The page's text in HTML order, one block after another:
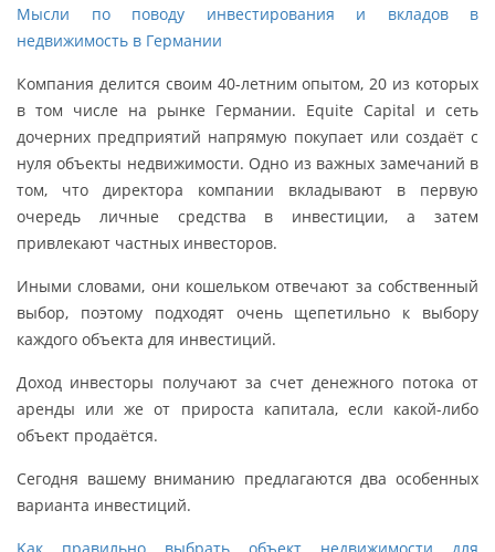
Мысли по поводу инвестирования и вкладов в
недвижимость в Германии
Компания делится своим 40-летним опытом, 20 из которых
в том числе на рынке Германии. Equite Capital и сеть
дочерних предприятий напрямую покупает или создаёт с
нуля объекты недвижимости. Одно из важных замечаний в
том, что директора компании вкладывают в первую
очередь личные средства в инвестиции, а затем
привлекают частных инвесторов.
Иными словами, они кошельком отвечают за собственный
выбор, поэтому подходят очень щепетильно к выбору
каждого объекта для инвестиций.
Доход инвесторы получают за счет денежного потока от
аренды или же от прироста капитала, если какой-либо
объект продаётся.
Сегодня вашему вниманию предлагаются два особенных
варианта инвестиций.